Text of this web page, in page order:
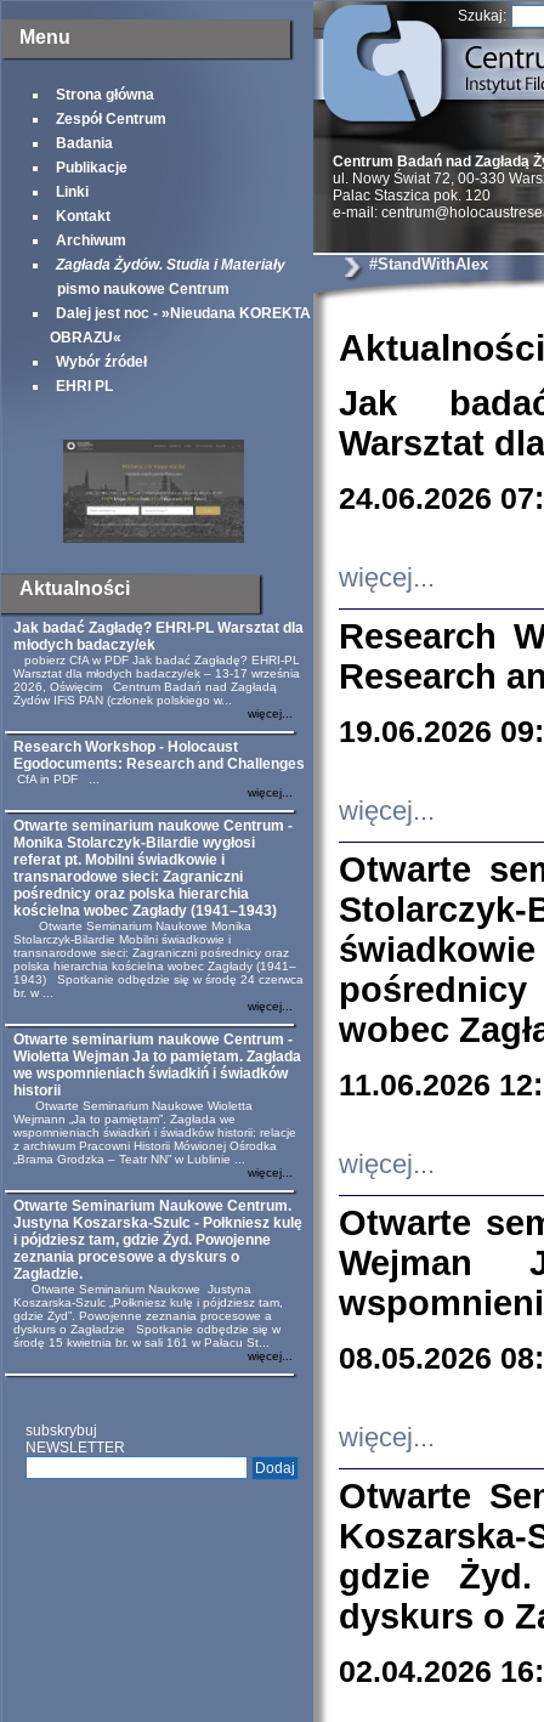
Menu
Strona główna
Zespół Centrum
Badania
Publikacje
Linki
Kontakt
Archiwum
Zagłada Żydów. Studia i Materiały
pismo naukowe Centrum
Dalej jest noc - »Nieudana KOREKTA
OBRAZU«
Wybór źródeł
EHRI PL
Aktualności
Jak badać Zagładę? EHRI-PL Warsztat dla
młodych badaczy/ek
pobierz CfA w PDF Jak badać Zagładę? EHRI-PL
Warsztat dla młodych badaczy/ek – 13-17 września
2026, Oświęcim Centrum Badań nad Zagładą
Żydów IFiS PAN (członek polskiego w...
więcej...
Research Workshop - Holocaust
Egodocuments: Research and Challenges
CfA in PDF ...
więcej...
Otwarte seminarium naukowe Centrum -
Monika Stolarczyk-Bilardie wygłosi
referat pt. Mobilni świadkowie i
transnarodowe sieci: Zagraniczni
pośrednicy oraz polska hierarchia
kościelna wobec Zagłady (1941–1943)
Otwarte Seminarium Naukowe Monika
Stolarczyk-Bilardie Mobilni świadkowie i
transnarodowe sieci: Zagraniczni pośrednicy oraz
polska hierarchia kościelna wobec Zagłady (1941–
1943) Spotkanie odbędzie się w środę 24 czerwca
br. w ...
więcej...
Otwarte seminarium naukowe Centrum -
Wioletta Wejman Ja to pamiętam. Zagłada
we wspomnieniach świadkiń i świadków
historii
Otwarte Seminarium Naukowe Wioletta
Wejmann „Ja to pamiętam”. Zagłada we
wspomnieniach świadkiń i świadków historii: relacje
z archiwum Pracowni Historii Mówionej Ośrodka
„Brama Grodzka – Teatr NN” w Lublinie ...
więcej...
Otwarte Seminarium Naukowe Centrum.
Justyna Koszarska-Szulc - Połkniesz kulę
i pójdziesz tam, gdzie Żyd. Powojenne
zeznania procesowe a dyskurs o
Zagładzie.
Otwarte Seminarium Naukowe Justyna
Koszarska-Szulc „Połkniesz kulę i pójdziesz tam,
gdzie Żyd”. Powojenne zeznania procesowe a
dyskurs o Zagładzie Spotkanie odbędzie się w
środę 15 kwietnia br. w sali 161 w Pałacu St...
więcej...
subskrybuj
NEWSLETTER
Szukaj:
Centrum Badań nad Zagładą
ul. Nowy Świat 72, 00-330
Palac Staszica pok. 120
e-mail:
#StandWithAlex
Aktualności
Jak
Warsztat
24.06.2026
więcej...
Research
Research
19.06.2026
więcej...
Otwarte
wobec
11.06.2026
więcej...
Otwarte
Wejman
08.05.2026
więcej...
Otwarte
Koszarska-
gdzie
dyskurs o
02.04.2026